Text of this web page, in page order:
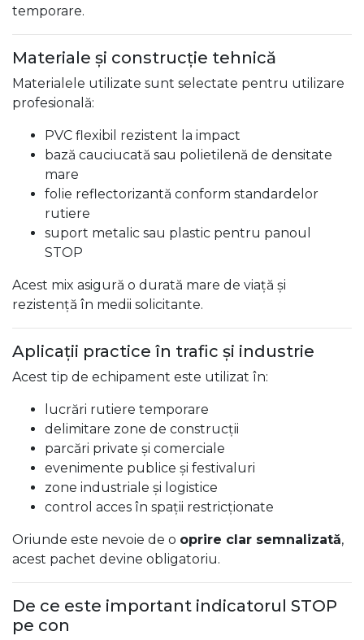
temporare.
Materiale și construcție tehnică
Materialele utilizate sunt selectate pentru utilizare
profesională:
PVC flexibil rezistent la impact
bază cauciucată sau polietilenă de densitate
mare
folie reflectorizantă conform standardelor
rutiere
suport metalic sau plastic pentru panoul
STOP
Acest mix asigură o durată mare de viață și
rezistență în medii solicitante.
Aplicații practice în trafic și industrie
Acest tip de echipament este utilizat în:
lucrări rutiere temporare
delimitare zone de construcții
parcări private și comerciale
evenimente publice și festivaluri
zone industriale și logistice
control acces în spații restricționate
Oriunde este nevoie de o oprire clar semnalizată,
acest pachet devine obligatoriu.
De ce este important indicatorul STOP
pe con